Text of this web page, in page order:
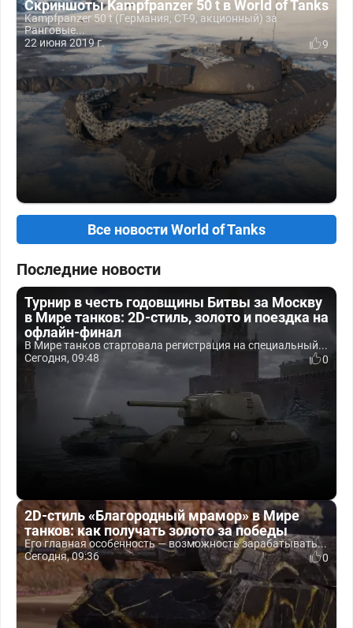
Скриншоты Kampfpanzer 50 t в World of Tanks
Kampfpanzer 50 t (Германия, СТ-9, акционный) за
Ранговые...
22 июня 2019 г.
9
Все новости World of Tanks
Последние новости
Турнир в честь годовщины Битвы за Москву
в Мире танков: 2D-стиль, золото и поездка на
офлайн-финал
В Мире танков стартовала регистрация на специальный...
Сегодня, 09:48
0
2D-стиль «Благородный мрамор» в Мире
танков: как получать золото за победы
Его главная особенность — возможность зарабатывать...
Сегодня, 09:36
0